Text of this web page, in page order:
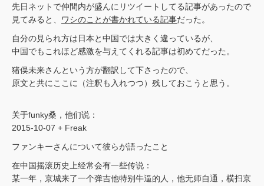
先日ネットで仲間内が盛んにリツイートしてる記事があったので
見てみると、
ワシのことが書かれている記事だった。
自分の見られ方は日本と中国では大きく違っているが、
中国でもこれほど感激を与えてくれる記事は初めてだった。
猪俣未来さんという方が翻訳して下さったので、
原文と共にここに（注釈も入れつつ）残しておこうと思う。
关于funky桑，他们说：
2015-10-07 + Freak
ファンキーさんについて彼らが語ったこと
在中国摇滚历史上经常会有一些传说：
某一年，京城来了一个弹吉他特别牛逼的人，他无师自通，横扫京